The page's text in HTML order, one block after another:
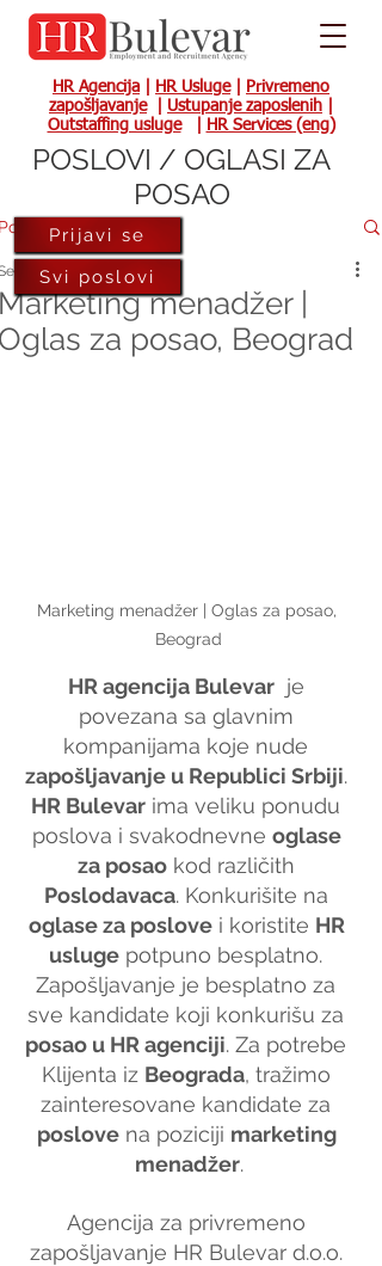
HR Agencija HR Usluge|
Privremeno
zapošljavanje| Ustupanje zaposlenih
Outstaffing usluge| HR Services (eng)
menadžer |
za posao, Beograd
18, 2024
Marketing menadžer | Oglas za posao,
Beograd
HR agencija Bulevar je
povezana sa glavnim
kompanijama koje nude
zapošljavanje u Republici Srbiji.
HR Bulevar ima veliku ponudu
poslova i svakodnevne oglase
za posao kod različith
Poslodavaca. Konkurišite na
oglase za poslove i koristite HR
usluge potpuno besplatno.
Zapošljavanje je besplatno za
sve kandidate koji konkurišu za
posao u HR agenciji. Za potrebe
Klijenta iz Beograda, tražimo
zainteresovane kandidate za
poslove na poziciji marketing
menadžer.
Agencija za privremeno
zapošljavanje HR Bulevar d.o.o.
Prijavi se
Svi poslovi
POSLOVI / OGLASI ZA
POSAO